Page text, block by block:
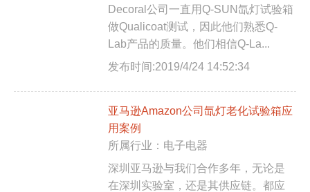
Decoral公司一直用Q-SUN氙灯试验箱
做Qualicoat测试，因此他们熟悉Q-
Lab产品的质量。他们相信Q-La...
发布时间:2019/4/24 14:52:34
亚马逊Amazon公司氙灯老化试验箱应
用案例
所属行业：电子电器
深圳亚马逊与我们合作多年，无论是
在深圳实验室，还是其供应链。都应